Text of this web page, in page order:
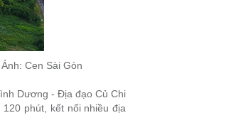
Cen Sài Gòn
Dương - Địa đạo Củ Chi
phút, kết nối nhiều địa